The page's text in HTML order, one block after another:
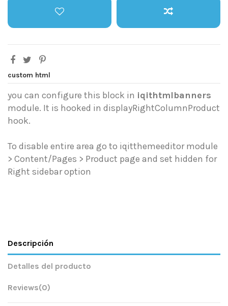
custom html
you can configure this block in iqithtmlbanners
module. It is hooked in displayRightColumnProduct
hook.
To disable entire area go to iqitthemeeditor module
> Content/Pages > Product page and set hidden for
Right sidebar option
Descripción
Detalles del producto
Reviews(0)